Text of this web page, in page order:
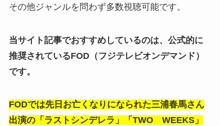
その他ジャンルを問わず多数視聴可能です。
当サイト記事でおすすめしているのは、公式的に
推奨されているFOD（フジテレビオンデマンド）
です。
FODでは先日お亡くなりになられた三浦春馬さん
出演の「ラストシンデレラ」「TWO WEEKS」